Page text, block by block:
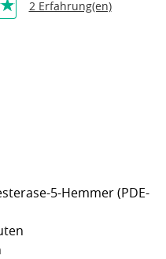
2 Erfahrung(en)
5-Hemmer (PDE-